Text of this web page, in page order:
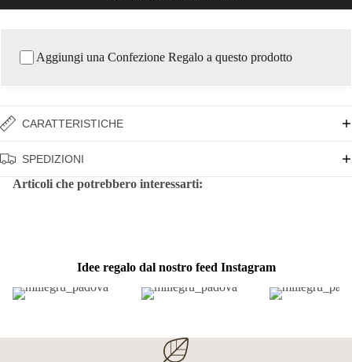
Aggiungi una Confezione Regalo a questo prodotto
CARATTERISTICHE
SPEDIZIONI
Articoli che potrebbero interessarti:
Idee regalo dal nostro feed Instagram